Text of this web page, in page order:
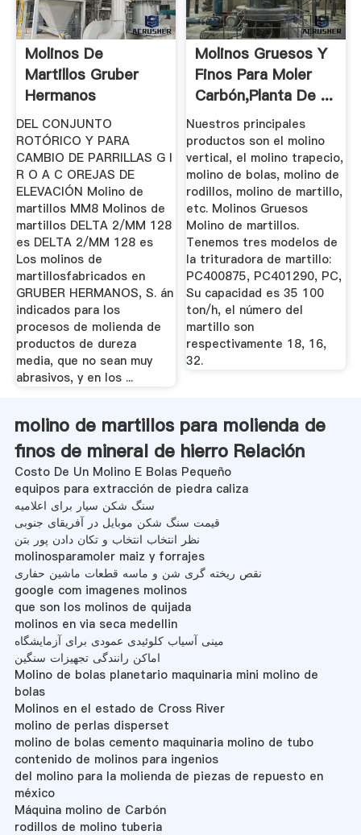
Molinos De
Martillos Gruber
Hermanos
DEL CONJUNTO
ROTÓRICO Y PARA
CAMBIO DE PARRILLAS G I
R O A C OREJAS DE
ELEVACIÓN Molino de
martillos MM8 Molinos de
martillos DELTA 2/MM 128
es DELTA 2/MM 128 es
Los molinos de
martillosfabricados en
GRUBER HERMANOS, S. án
indicados para los
procesos de molienda de
productos de dureza
media, que no sean muy
abrasivos, y en los ...
Molinos Gruesos Y
Finos Para Moler
Carbón,Planta De ...
Nuestros principales
productos son el molino
vertical, el molino trapecio,
molino de bolas, molino de
rodillos, molino de martillo,
etc. Molinos Gruesos
Molino de martillos.
Tenemos tres modelos de
la trituradora de martillo:
PC400875, PC401290, PC,
Su capacidad es 35 100
ton/h, el número del
martillo son
respectivamente 18, 16,
32.
molino de martillos para molienda de
finos de mineral de hierro Relación
Costo De Un Molino E Bolas Pequeño
equipos para extracción de piedra caliza
سنگ شکن سیار برای اعلامیه
قیمت سنگ شکن موبایل در آفریقای جنوبی
نظر انتخاب انتخاب و تکان دادن پور بتن
molinosparamoler maiz y forrajes
نقص ریخته گری شن و ماسه قطعات ماشین حفاری
google com imagenes molinos
que son los molinos de quijada
molinos en via seca medellin
مینی آسیاب کلوئیدی عمودی برای آزمایشگاه
اماکن رانندگی تجهیزات سنگین
Molino de bolas planetario maquinaria mini molino de
bolas
Molinos en el estado de Cross River
molino de perlas disperset
molino de bolas cemento maquinaria molino de tubo
contenido de molinos para ingenios
del molino para la molienda de piezas de repuesto en
méxico
Máquina molino de Carbón
rodillos de molino tuberia